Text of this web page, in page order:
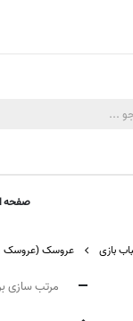
صفحه
بازی عروسک (عروسک ،
مرتب سازی